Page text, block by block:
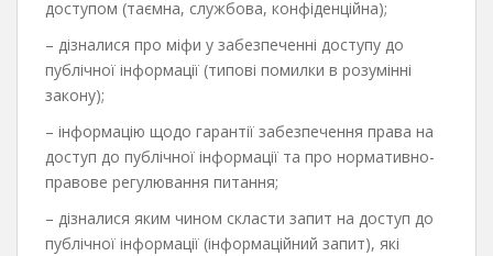
доступом (таємна, службова, конфіденційна);
– дізналися про міфи у забезпеченні доступу до
публічної інформації (типові помилки в розумінні
закону);
– інформацію щодо гарантії забезпечення права на
доступ до публічної інформації та про нормативно-
правове регулювання питання;
– дізналися яким чином скласти запит на доступ до
публічної інформації (інформаційний запит), які